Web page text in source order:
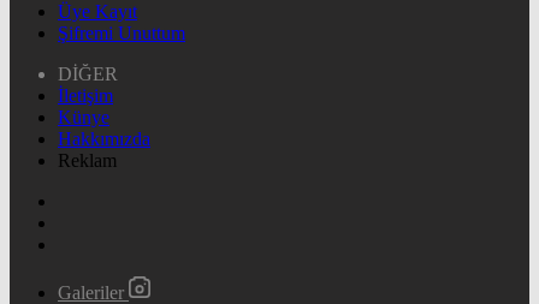
Üye Kayıt
Şifremi Unuttum
DİĞER
İletişim
Künye
Hakkımızda
Reklam
Galeriler